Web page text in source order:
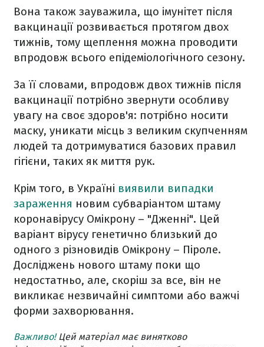
Вона також зауважила, що імунітет після
вакцинації розвивається протягом двох
тижнів, тому щеплення можна проводити
впродовж всього епідеміологічного сезону.
За її словами, впродовж двох тижнів після
вакцинації потрібно звернути особливу
увагу на своє здоров'я: потрібно носити
маску, уникати місць з великим скупченням
людей та дотримуватися базових правил
гігієни, таких як миття рук.
Крім того, в Україні виявили випадки
зараження новим субваріантом штаму
коронавірусу Омікрону – "Дженні". Цей
варіант вірусу генетично близький до
одного з різновидів Омікрону – Піроле.
Досліджень нового штаму поки що
недостатньо, але, скоріш за все, він не
викликає незвичайні симптоми або важчі
форми захворювання.
Важливо!Цей матеріал має винятково